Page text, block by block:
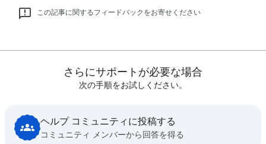
この記事に関するフィードバックをお寄せください
さらにサポートが必要な場合
次の手順をお試しください。
ヘルプ コミュニティに投稿する
コミュニティ メンバーから回答を得る